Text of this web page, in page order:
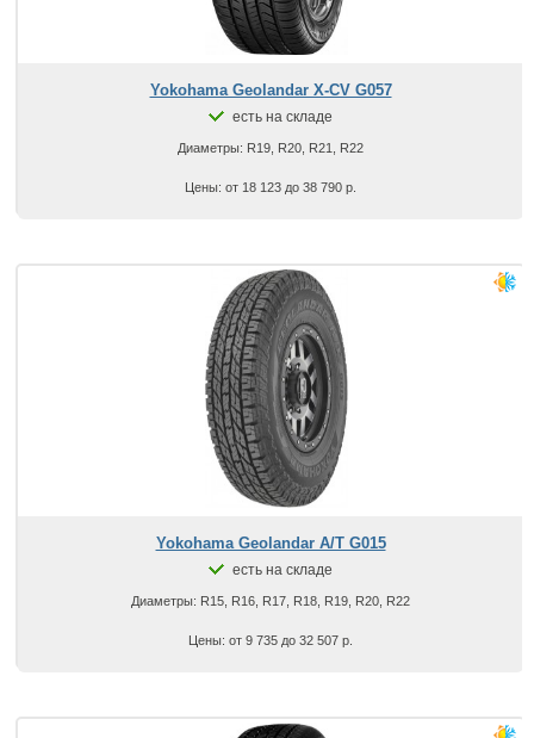
Yokohama Geolandar X-CV G057
есть на складе
Диаметры: R19, R20, R21, R22
Цены: от 18 123 до 38 790 р.
Yokohama Geolandar A/T G015
есть на складе
Диаметры: R15, R16, R17, R18, R19, R20, R22
Цены: от 9 735 до 32 507 р.